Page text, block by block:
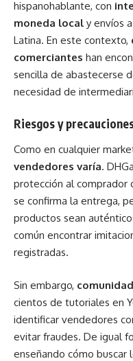
hispanohablante, con
moneda local y envíos
Latina. En este contexto,
comerciantes han
sencilla de abastecerse
necesidad de
Riesgos y
Como en cualquier
vendedores varía.
protección al comprador
se confirma la entrega,
productos sean
común encontrar
registradas.
Sin embargo,
cientos de tutoriales en
identificar vendedores
evitar fraudes. De igual
enseñando cómo buscar